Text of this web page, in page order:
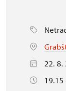
22. 8.
19.15